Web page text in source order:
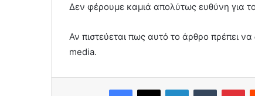
Δεν φέρουμε καμιά απολύτως ευθύνη για
Αν πιστεύεται πως αυτό το άρθρο πρέπει
media.
Facebook
X LinkedInTumblr